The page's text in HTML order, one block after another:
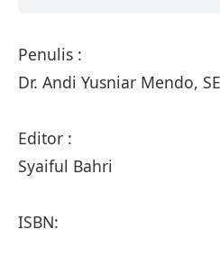
Penulis :
Dr. Andi Yusniar Mendo,
Editor :
Syaiful Bahri
ISBN: